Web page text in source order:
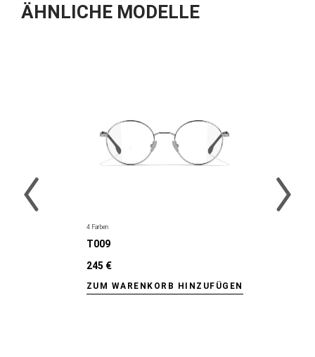
ÄHNLICHE MODELLE
4 Farben
T009
245 €
ZUM WARENKORB HINZUFÜGEN